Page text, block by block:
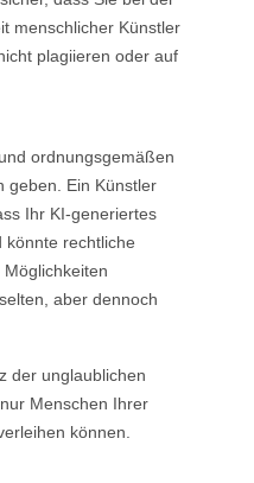
menschlicher Künstler
plagiieren oder auf
ordnungsgemäßen
geben. Ein Künstler
Ihr KI-generiertes
könnte rechtliche
aber dennoch
der unglaublichen
Menschen Ihrer
können.